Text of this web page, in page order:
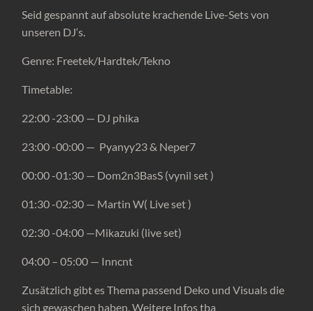
Seid gespannt auf absolute krachende Live-Sets von
unseren DJ‘s.
Genre: Freetek/Hardtek/Tekno
Timetable:
22:00 -23:00 — DJ phika
23:00 -00:00 — Pyanyy23 & Neper7
00:00 -01:30 — Dom2n3BasS (vynil set )
01:30 -02:30 — Martin W( Live set )
02:30 -04:00 —Mikazuki (live set)
04:00 – 05:00 — Inncnt
Zusätzlich gibt es Thema passend Deko und Visuals die
sich gewaschen haben. Weitere Infos tba